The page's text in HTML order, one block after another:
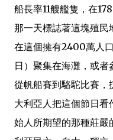
船長率11艘艦隻，在
那一天標誌著這塊殖民
在這個擁有2400萬人
日）聚集在海灘，或者
從帆船賽到駱駝比賽，
大利亞人把這個節日
始人所期望的那種莊嚴